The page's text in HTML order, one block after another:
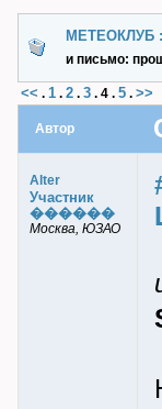
МЕТЕОКЛУБ
и письмо:
<< . 1 . 2 . 3 . 4 . 5 . >>
Автор
Alter
Участник
������
Москва, ЮЗАО